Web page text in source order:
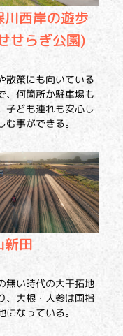
川西岸の遊歩
せらぎ公園)
散策にも向いている
、何箇所か駐車場も
子ども連れも安心し
む事ができる。
新田
無い時代の大干拓地
、大根・人参は国指
になっている。